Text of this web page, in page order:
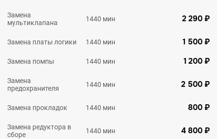
Замена
мультиклапана
1440 мин 2 290 ₽
Замена платы логики 1440 мин 1 500 ₽
Замена помпы 1440 мин 1 200 ₽
Замена
предохранителя
1440 мин 2 500 ₽
Замена прокладок 1440 мин 800 ₽
Замена редуктора в
сборе
1440 мин 4 800 ₽